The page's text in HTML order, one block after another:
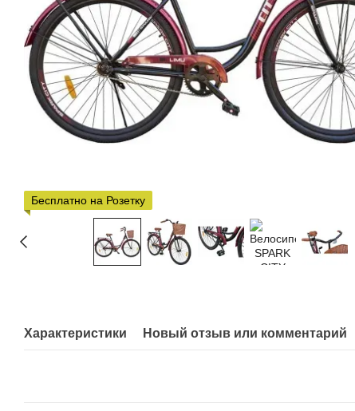
Бесплатно на Розетку
Характеристики Новый отзыв или комментарий